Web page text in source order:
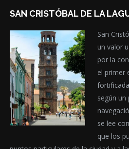
SAN CRISTÓBAL DE LA
San
un valor
por la
el primer
según un
se lee
que los